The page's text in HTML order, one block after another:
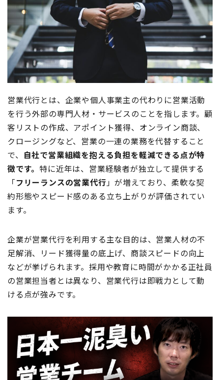
営業代行とは、企業や個人事業主の代わりに営業活動
を行う外部の専門人材・サービスのことを指します。顧
客リストの作成、アポイント獲得、オンライン商談、
クロージングなど、営業の一連の業務を代替すること
で、 自社で営業組織を抱える負担を軽減できる点が特
徴です。 特に近年は、営業経験者が独立して提供する
「フリーランスの営業代行」が増えており、柔軟な契
約形態やスピード感のある立ち上がりが評価されてい
ます。
企業が営業代行を利用する主な目的は、営業人材の不
足解消、リード獲得量の底上げ、商談スピードの向上
などが挙げられます。採用や教育に時間がかかる正社員
の営業担当者とは異なり、営業代行は即戦力として動
ける点が強みです。